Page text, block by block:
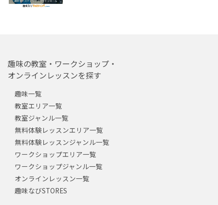
趣味の教室・ワークショップ・
オンラインレッスンを探す
趣味一覧
教室エリア一覧
教室ジャンル一覧
無料体験レッスンエリア一覧
無料体験レッスンジャンル一覧
ワークショップエリア一覧
ワークショップジャンル一覧
オンラインレッスン一覧
趣味なびSTORES